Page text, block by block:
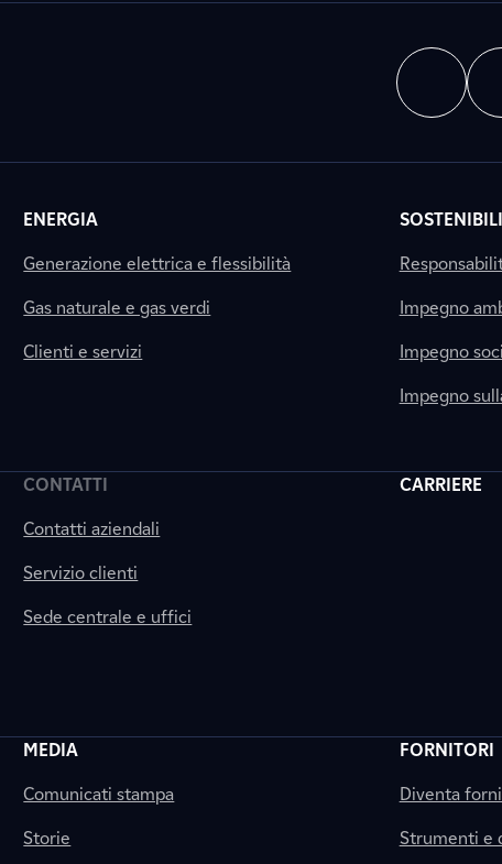
ENERGIA
Generazione elettrica e flessibilità
Gas naturale e gas verdi
Clienti e servizi
Impegno
Impegno
Impegno
CONTATTI
Contatti aziendali
Servizio clienti
Sede centrale e uffici
CARRIERE
MEDIA
Comunicati stampa
Storie
FORNITORI
Diventa
Strumenti e